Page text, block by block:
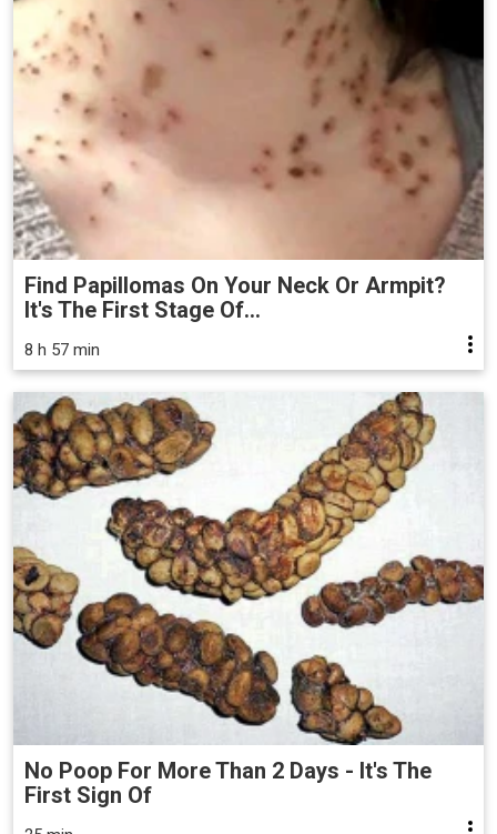
Find Papillomas On Your Neck Or Armpit?
It's The First Stage Of...
8 h 57 min
No Poop For More Than 2 Days - It's The
First Sign Of